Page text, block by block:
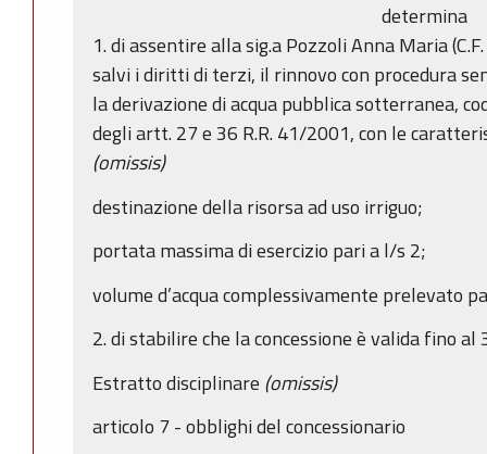
determina
1. di assentire alla sig.a Pozzoli Anna Maria
salvi i diritti di terzi, il rinnovo con procedura
la derivazione di acqua pubblica sotterranea,
degli artt. 27 e 36 R.R. 41/2001, con le
(omissis)
destinazione della risorsa ad uso irriguo;
portata massima di esercizio pari a l/s 2;
volume d’acqua complessivamente prelevato
2. di stabilire che la concessione è valida fino
Estratto disciplinare (omissis)
articolo 7 - obblighi del concessionario